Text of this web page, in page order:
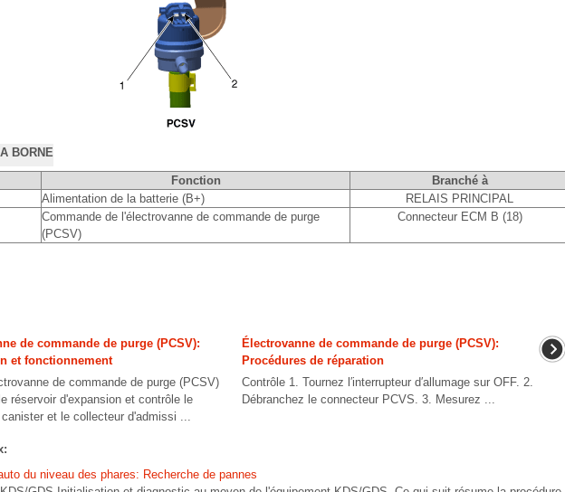
BORNE
Fonction
Branché à
Alimentation de la batterie (B+)
RELAIS PRINCIPAL
Commande de l'électrovanne de commande de purge
(PCSV)
Connecteur ECM B (18)
de commande de purge (PCSV):
et fonctionnement
de commande de purge (PCSV)
réservoir d'expansion et contrôle le
et le collecteur d'admissi ...
Électrovanne de commande de purge (PCSV):
Procédures de réparation
Contrôle 1. Tournez l′interrupteur d′allumage sur OFF. 2.
Débranchez le connecteur PCVS. 3. Mesurez ...
du niveau des phares: Recherche de pannes